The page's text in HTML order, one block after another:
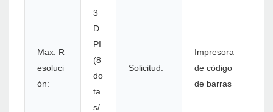
Max. R
esoluci
ón:
3
D
PI
(8
do
ta
s/
Solicitud:
Impresora
de código
de barras